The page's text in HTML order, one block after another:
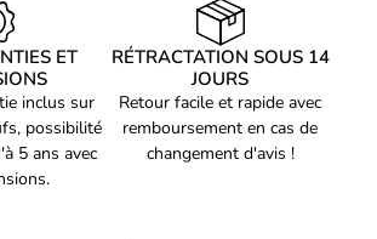
Circuit imprimé et mousses
d’amortissement du son du
boîtier inclus
Stabilisateurs montés sur
plaques lubrifiées
Polling rate de 1 000 Hz
ET
inclus sur
possibilité
5 ans avec
RÉTRACTATION SOUS 14
JOURS
Retour facile et rapide avec
remboursement en cas de
changement d'avis !